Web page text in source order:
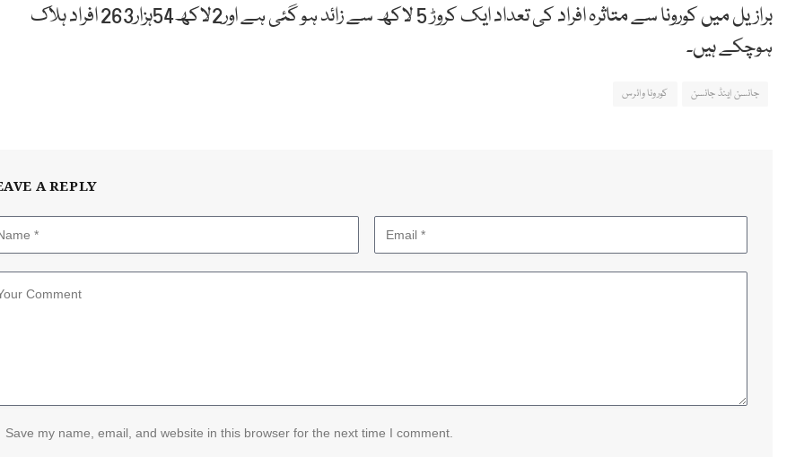
برازیل میں کورونا سے متاثرہ افراد کی تعداد ایک کروڑ 5 لاکھ سے زائد ہو گئی ہے اور2لاکھ54ہزار263 افراد ہلاک
ہوچکے ہیں۔
جانسن اینڈ جانسن کورونا وائرس
A REPLY
Save my name, email, and website in this browser for the next time I comment.